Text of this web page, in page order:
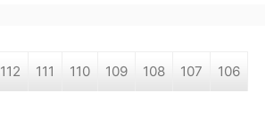
112 111 110 109 108 107 106